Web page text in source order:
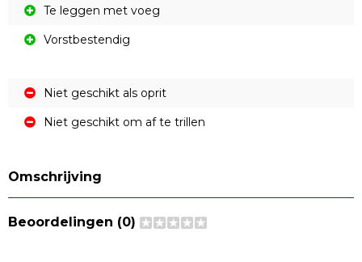
Te leggen met voeg
Vorstbestendig
Niet geschikt als oprit
Niet geschikt om af te trillen
Omschrijving
Beoordelingen (0)